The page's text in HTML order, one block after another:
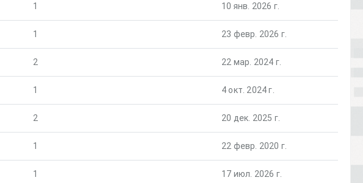
1 10 янв. 2026 г.
1 23 февр. 2026 г.
2 22 мар. 2024 г.
1 4 окт. 2024 г.
2 20 дек. 2025 г.
1 22 февр. 2020 г.
1 17 июл. 2026 г.